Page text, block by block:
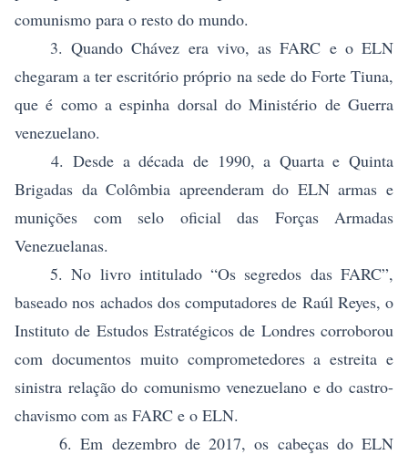
comunismo para o resto do mundo.
3. Quando Chávez era vivo, as FARC e o ELN
chegaram a ter escritório próprio na sede do Forte Tiuna,
que é como a espinha dorsal do Ministério de Guerra
venezuelano.
4. Desde a década de 1990, a Quarta e Quinta
Brigadas da Colômbia apreenderam do ELN armas e
munições com selo oficial das Forças Armadas
Venezuelanas.
5. No livro intitulado “Os segredos das FARC”,
baseado nos achados dos computadores de Raúl Reyes, o
Instituto de Estudos Estratégicos de Londres corroborou
com documentos muito comprometedores a estreita e
sinistra relação do comunismo venezuelano e do castro-
chavismo com as FARC e o ELN.
6. Em dezembro de 2017, os cabeças do ELN